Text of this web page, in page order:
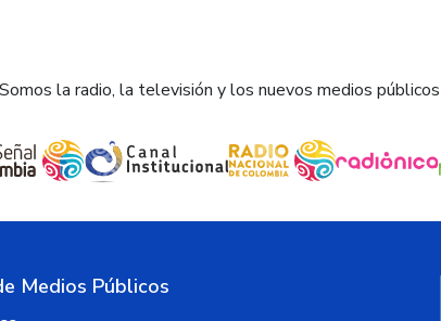
Somos la radio, la televisión y los nuevos medios
Medios Públicos